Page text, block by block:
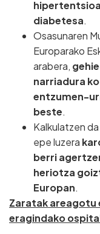
diabetesa.
Osasunaren
Europarako
arabera,
narriadura
entzumen-
beste.
Kalkulatzen
epe luzera
berri
heriotza
Europan.
Zaratak areagotu
eragindako